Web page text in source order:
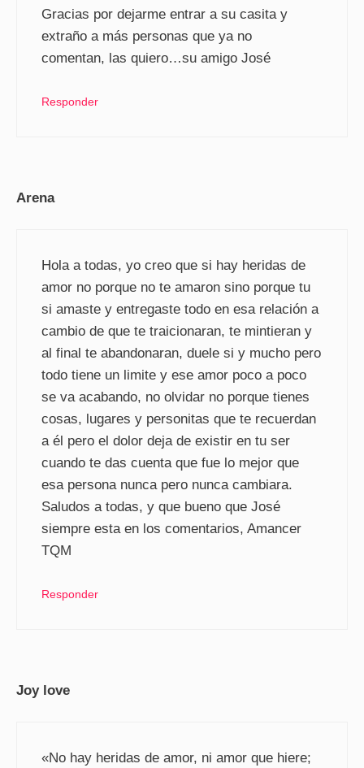
Gracias por dejarme entrar a su casita y
extraño a más personas que ya no
comentan, las quiero…su amigo José
Responder
Arena
Hola a todas, yo creo que si hay heridas de
amor no porque no te amaron sino porque tu
si amaste y entregaste todo en esa relación a
cambio de que te traicionaran, te mintieran y
al final te abandonaran, duele si y mucho pero
todo tiene un limite y ese amor poco a poco
se va acabando, no olvidar no porque tienes
cosas, lugares y personitas que te recuerdan
a él pero el dolor deja de existir en tu ser
cuando te das cuenta que fue lo mejor que
esa persona nunca pero nunca cambiara.
Saludos a todas, y que bueno que José
siempre esta en los comentarios, Amancer
TQM
Responder
Joy love
«No hay heridas de amor, ni amor que hiere;